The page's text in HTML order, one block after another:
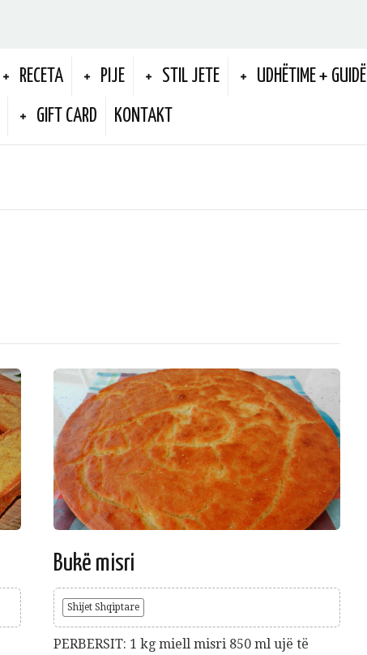
RECETA PIJE STIL JETE UDHËTIME + GUIDË
GIFT CARD KONTAKT
Bukë misri
Shijet Shqiptare
PERBERSIT: 1 kg miell misri 850 ml ujë të